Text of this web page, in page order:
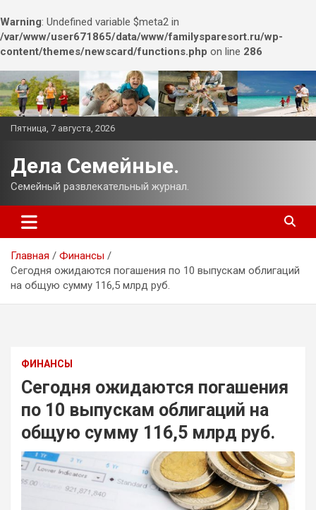
Warning: Undefined variable $meta2 in
/var/www/user671865/data/www/familysparesort.ru/wp-
content/themes/newscard/functions.php on line 286
Перейти
к
содержимому
Пятница, 7 августа, 2026
Дела Семейные.
Семейный развлекательный журнал.
Главная
Финансы
Сегодня ожидаются погашения по 10 выпускам облигаций
на общую сумму 116,5 млрд руб.
ФИНАНСЫ
Сегодня ожидаются погашения
по 10 выпускам облигаций на
общую сумму 116,5 млрд руб.